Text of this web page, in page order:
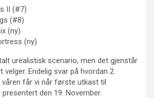
II (#7)
(#8)
(ny)
(ny)
urealistisk scenario, men det gjenstår
Endelig svar på hvordan 2.
våren får vi når første utkast til
den 19. November.